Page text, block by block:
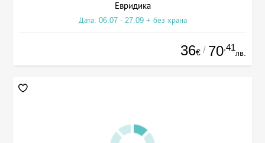
Евридика
Дата: 06.07 - 27.09 + без храна
36€ / 70.41
лв.